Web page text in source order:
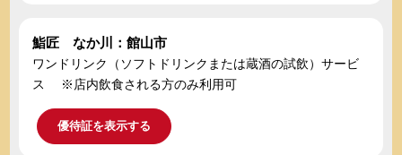
鮨匠 なか川：館山市
ワンドリンク（ソフトドリンクまたは蔵酒の試飲）サービ
ス ※店内飲食される方のみ利用可
優待証を表示する